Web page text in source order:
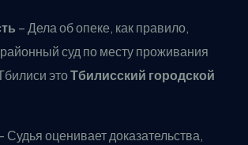
– Дела об опеке, как правило,
суд по месту проживания
этоТбилисский городской
Судья оценивает доказательства,